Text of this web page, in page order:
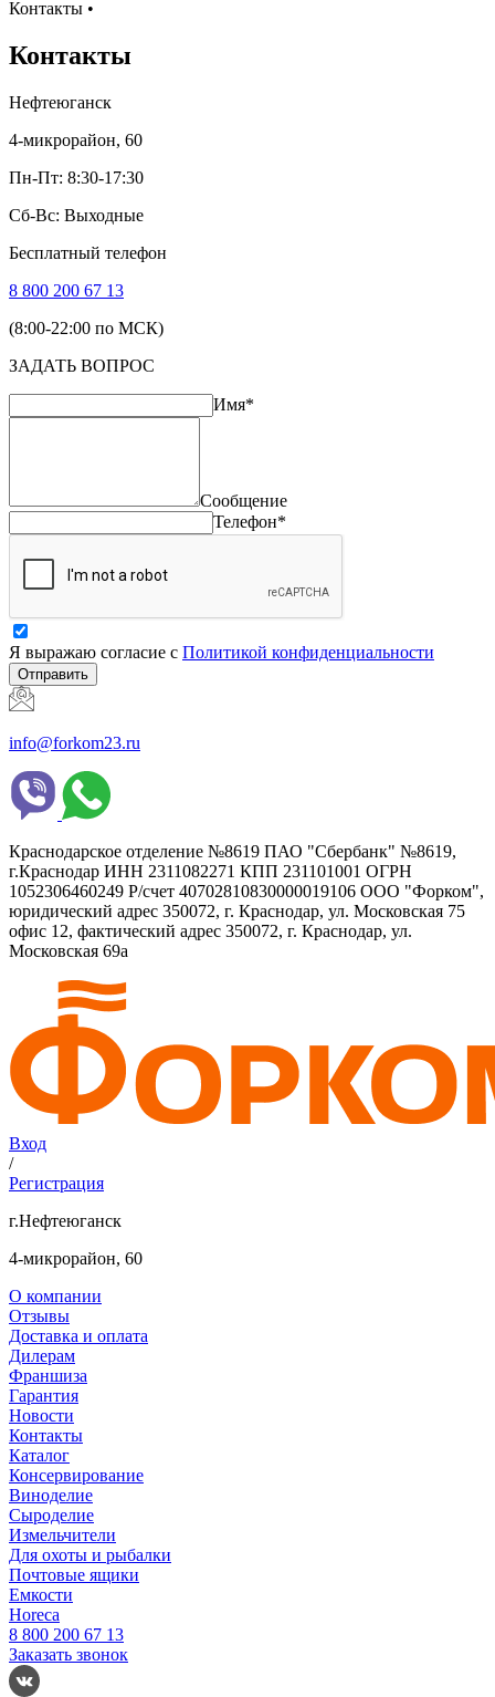
Контакты •
Контакты
Нефтеюганск
4-микрорайон, 60
Пн-Пт: 8:30-17:30
Сб-Вс: Выходные
Бесплатный телефон
8 800 200 67 13
(8:00-22:00 по МСК)
ЗАДАТЬ ВОПРОС
Имя*
Сообщение
Телефон*
Я выражаю согласие с Политикой конфиденциальности
Отправить
info@forkom23.ru
Краснодарское отделение №8619 ПАО "Сбербанк" №8619,
г.Краснодар ИНН 2311082271 КПП 231101001 ОГРН
1052306460249 Р/счет 40702810830000019106 ООО "Форком",
юридический адрес 350072, г. Краснодар, ул. Московская 75
офис 12, фактический адрес 350072, г. Краснодар, ул.
Московская 69а
Вход
/
Регистрация
г.Нефтеюганск
4-микрорайон, 60
О компании
Отзывы
Доставка и оплата
Дилерам
Франшиза
Гарантия
Новости
Контакты
Каталог
Консервирование
Виноделие
Сыроделие
Измельчители
Для охоты и рыбалки
Почтовые ящики
Емкости
Horeca
8 800 200 67 13
Заказать звонок